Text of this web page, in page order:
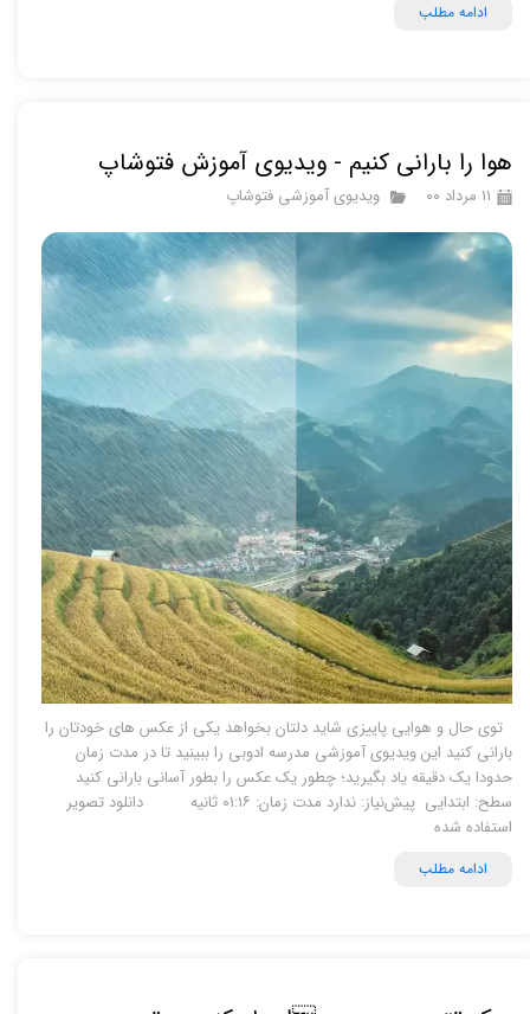
ادامه مطلب
هوا را بارانی کنیم - ویدیوی آموزش فتوشاپ
۱۱ مرداد ۰۰ ویدیوی آموزشی فتوشاپ
توی حال و هوایی پاییزی شاید دلتان بخواهد یکی از عکس های خودتان را
بارانی کنید این ویدیوی آموزشی مدرسه ادوبی را ببینید تا در مدت زمان
حدودا یک دقیقه یاد بگیرید؛ چطور یک عکس را بطور آسانی بارانی کنید
سطح: ابتدایی پیش‌نیاز: ندارد مدت زمان: ۰۱:۱۶ ثانیه دانلود تصویر
استفاده شده
ادامه مطلب